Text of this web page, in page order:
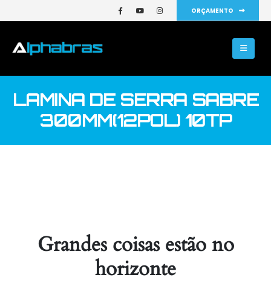
ORÇAMENTO
LAMINA DE SERRA SABRE
300MM(12POL) 10TP
Grandes coisas estão no
horizonte